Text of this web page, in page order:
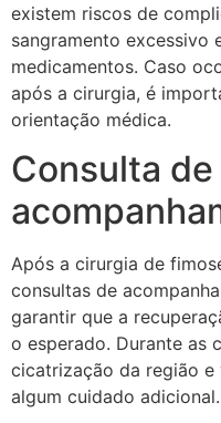
existem riscos de
sangramento excessivo
medicamentos. Caso
após a cirurgia, é
orientação médica.
Consulta de
Após a cirurgia de
consultas de
garantir que a
o esperado. Durante as
cicatrização da região e
algum cuidado adicional.